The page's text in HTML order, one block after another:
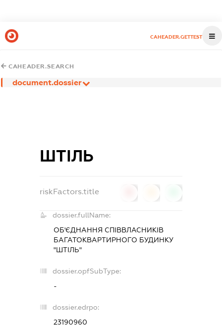
CAHEADER.GETTEST
CAHEADER.SEARCH
document.dossier
ШТІЛЬ
riskFactors.title
dossier.fullName:
ОБ'ЄДНАННЯ СПІВВЛАСНИКІВ
БАГАТОКВАРТИРНОГО БУДИНКУ
"ШТІЛЬ"
dossier.opfSubType:
-
dossier.edrpo:
23190960